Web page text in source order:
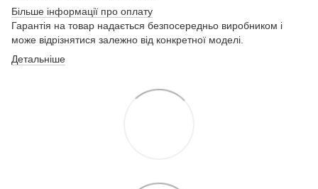
Більше інформації про оплату
Гарантія на товар надається безпосередньо виробником і
може відрізнятися залежно від конкретної моделі.
Детальніше